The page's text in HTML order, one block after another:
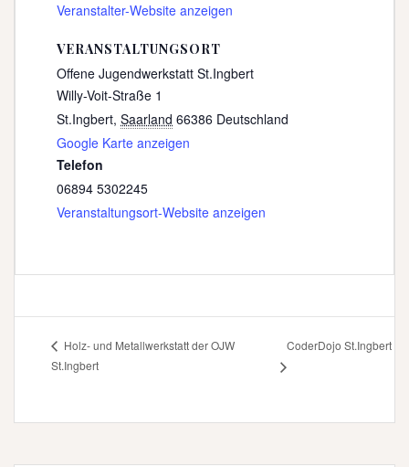
VERANSTALTUNGSORT
Offene Jugendwerkstatt St.Ingbert
Willy-Voit-Straße 1
St.Ingbert, Saarland 66386 Deutschland
Google Karte anzeigen
Telefon
06894 5302245
Veranstaltungsort-Website anzeigen
Veranstalter-Website anzeigen
Holz- und Metallwerkstatt der OJW
St.Ingbert
CoderDojo St.Ingbert